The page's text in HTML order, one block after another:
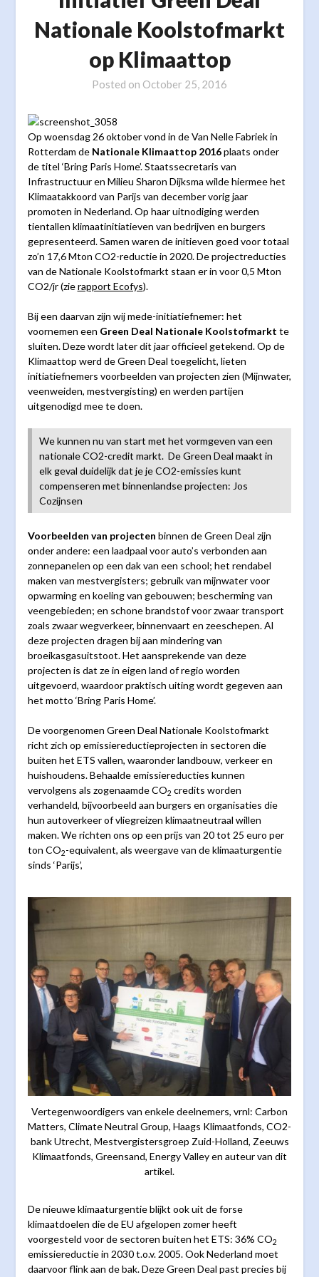
Nationale Koolstofmarkt
op Klimaattop
Posted on October 25, 2016
Op woensdag 26 oktober vond in de Van Nelle Fabriek in
Rotterdam de Nationale Klimaattop 2016plaats onder
de titel ‘Bring Paris Home’. Staatssecretaris van
Infrastructuur en Milieu Sharon Dijksma wilde hiermee het
Klimaatakkoord van Parijs van december vorig jaar
promoten in Nederland. Op haar uitnodiging werden
tientallen klimaatinitiatieven van bedrijven en burgers
gepresenteerd. Samen waren de initieven goed voor totaal
zo’n 17,6 Mton CO2-reductie in 2020. De projectreducties
van de Nationale Koolstofmarkt staan er in voor 0,5 Mton
CO2/jr (zierapport Ecofys).
Bij een daarvan zijn wij mede-initiatiefnemer: het
voornemen een Green Deal Nationale Koolstofmarkt te
sluiten. Deze wordt later dit jaar officieel getekend. Op de
Klimaattop werd de Green Deal toegelicht, lieten
initiatiefnemers voorbeelden van projecten zien (Mijnwater,
veenweiden, mestvergisting) en werden partijen
uitgenodigd mee te doen.
We kunnen nu van start met het vormgeven van een
nationale CO2-credit markt. De Green Deal maakt in
elk geval duidelijk dat je je CO2-emissies kunt
compenseren met binnenlandse projecten: Jos
Cozijnsen
Voorbeelden van projecten binnen de Green Deal zijn
onder andere: een laadpaal voor auto’s verbonden aan
zonnepanelen op een dak van een school; het rendabel
maken van mestvergisters; gebruik van mijnwater voor
opwarming en koeling van gebouwen; bescherming van
veengebieden; en schone brandstof voor zwaar transport
zoals zwaar wegverkeer, binnenvaart en zeeschepen. Al
deze projecten dragen bij aan mindering van
broeikasgasuitstoot. Het aansprekende van deze
projecten is dat ze in eigen land of regio worden
uitgevoerd, waardoor praktisch uiting wordt gegeven aan
het motto ‘Bring Paris Home’.
De voorgenomen Green Deal Nationale Koolstofmarkt
richt zich op emissiereductieprojecten in sectoren die
buiten het ETS vallen, waaronder landbouw, verkeer en
huishoudens. Behaalde emissiereducties kunnen
vervolgens als zogenaamde CO2 credits worden
verhandeld, bijvoorbeeld aan burgers en organisaties die
hun autoverkeer of vliegreizen klimaatneutraal willen
maken. We richten ons op een prijs van 20 tot 25 euro per
ton CO2-equivalent, als weergave van de klimaaturgentie
sinds ‘Parijs’,
Vertegenwoordigers van enkele deelnemers, vrnl: Carbon
Matters, Climate Neutral Group, Haags Klimaatfonds, CO2-
bank Utrecht, Mestvergistersgroep Zuid-Holland, Zeeuws
Klimaatfonds, Greensand, Energy Valley en auteur van dit
artikel.
De nieuwe klimaaturgentie blijkt ook uit de forse
klimaatdoelen die de EU afgelopen zomer heeft
voorgesteld voor de sectoren buiten het ETS: 36% CO2
emissiereductie in 2030 t.o.v. 2005. Ook Nederland moet
daarvoor flink aan de bak. Deze Green Deal past precies bij